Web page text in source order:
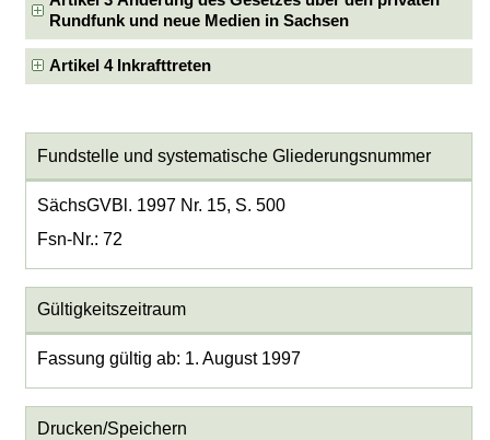
Rundfunk und neue Medien in Sachsen
Artikel 4 Inkrafttreten
Fundstelle und systematische Gliederungsnummer
SächsGVBl. 1997 Nr. 15, S. 500
Fsn-Nr.: 72
Gültigkeitszeitraum
Fassung gültig ab: 1. August 1997
Drucken/Speichern